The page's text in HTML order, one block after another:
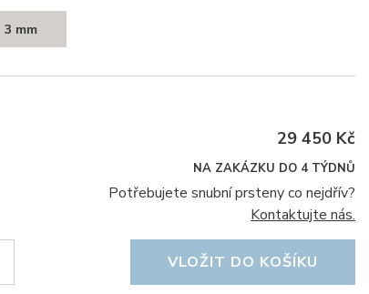
3 mm
29 450 Kč
NA ZAKÁZKU DO 4 TÝDNŮ
Potřebujete snubní prsteny co nejdřív?
Kontaktujte nás.
VLOŽIT DO KOŠÍKU